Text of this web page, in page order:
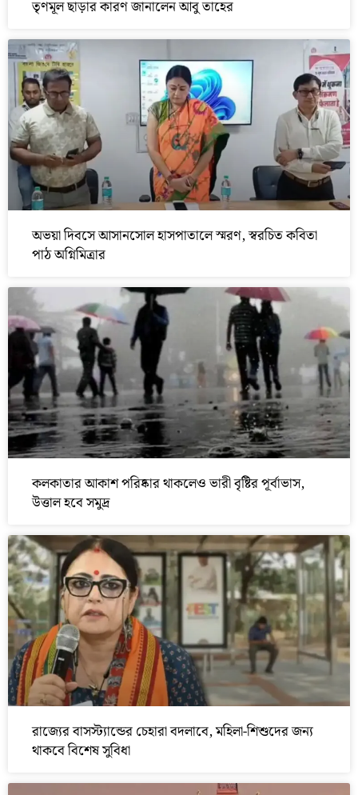
তৃণমূল ছাড়ার কারণ জানালেন আবু তাহের
অভয়া দিবসে আসানসোল হাসপাতালে স্মরণ, স্বরচিত কবিতা
পাঠ অগ্নিমিত্রার
কলকাতার আকাশ পরিষ্কার থাকলেও ভারী বৃষ্টির পূর্বাভাস,
উত্তাল হবে সমুদ্র
রাজ্যের বাসস্ট্যান্ডের চেহারা বদলাবে, মহিলা-শিশুদের জন্য
থাকবে বিশেষ সুবিধা